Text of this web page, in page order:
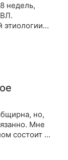
недель,
этиологии
легких
но,
Мне
состоит из
стали